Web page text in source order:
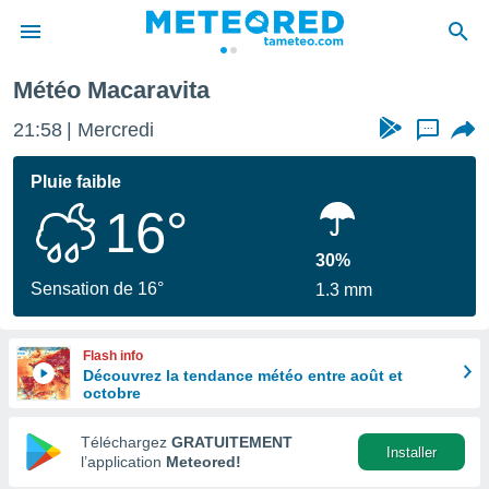
de
par
en
Météo Macaravita
21:58 Mercredi ...
Pluie faible
16°
Sensation de 16°
30%
1.3 mm
Flash info
Découvrez la tendance météo entre août et
octobre
Téléchargez GRATUITEMENT
l’application Meteored!
Installer